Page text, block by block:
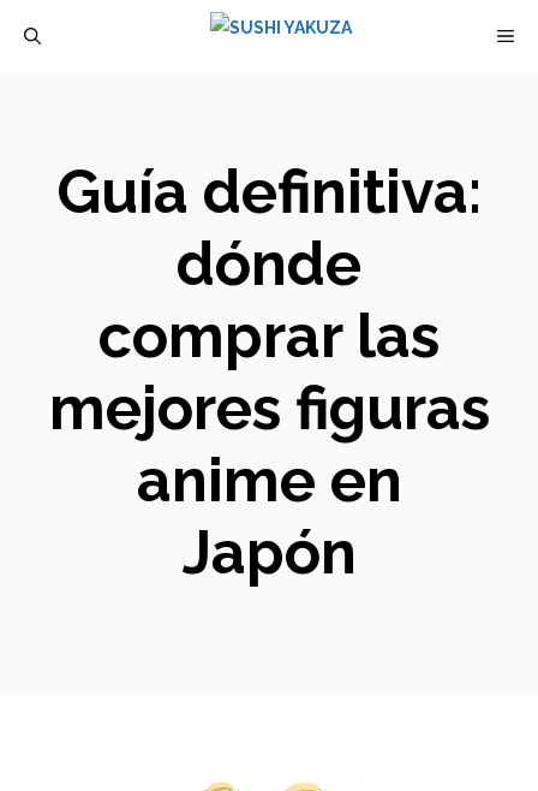
Guía definitiva:
dónde
comprar las
mejores figuras
anime en
Japón